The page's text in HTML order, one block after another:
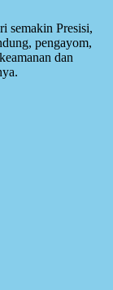
semakin Presisi,
pengayom,
dan